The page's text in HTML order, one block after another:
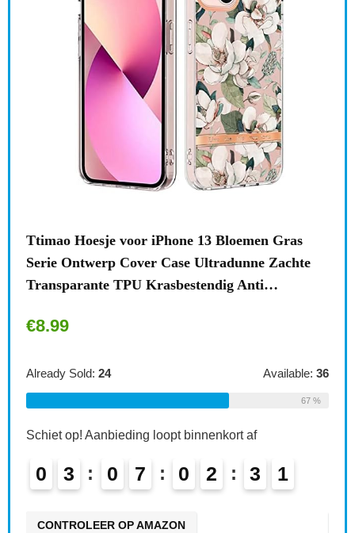
Ttimao Hoesje voor iPhone 13 Bloemen Gras
Serie Ontwerp Cover Case Ultradunne Zachte
Transparante TPU Krasbestendig Anti…
€8.99
Already Sold: 24 Available: 36
67 %
Schiet op! Aanbieding loopt binnenkort af
0 3 0 7 0 2 3 0
CONTROLEER OP AMAZON